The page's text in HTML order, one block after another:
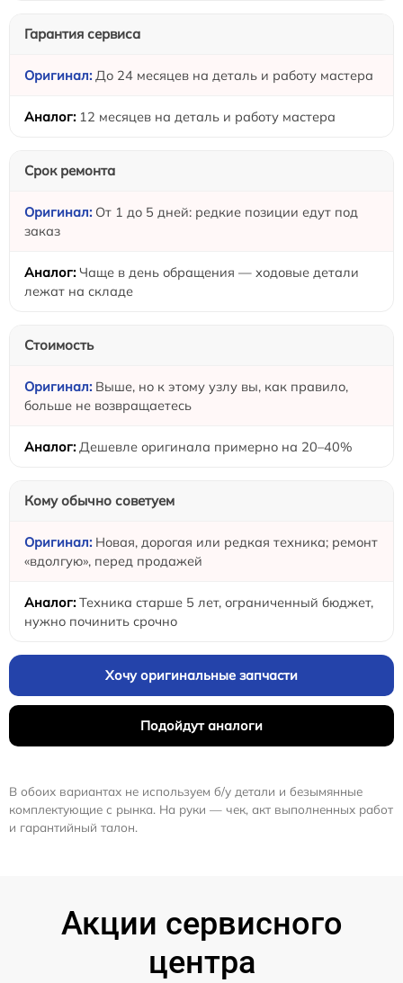
Гарантия сервиса
До 24 месяцев на деталь и работу мастера
12 месяцев на деталь и работу мастера
Срок ремонта
От 1 до 5 дней: редкие позиции едут под
заказ
Чаще в день обращения — ходовые детали
лежат на складе
Стоимость
Выше, но к этому узлу вы, как правило,
больше не возвращаетесь
Дешевле оригинала примерно на 20–40%
Кому обычно советуем
Новая, дорогая или редкая техника; ремонт
«вдолгую», перед продажей
Техника старше 5 лет, ограниченный бюджет,
нужно починить срочно
Хочу оригинальные запчасти
Подойдут аналоги
В обоих вариантах не используем б/у детали и безымянные
комплектующие с рынка. На руки — чек, акт выполненных работ
и гарантийный талон.
Акции сервисного
центра